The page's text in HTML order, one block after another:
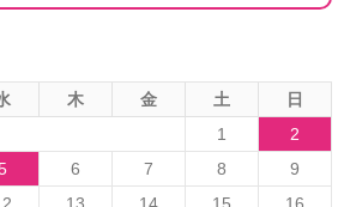
木 金 土
日
1
2
6 7 8
9
13 14 15 16